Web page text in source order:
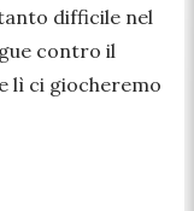
difficile nel
contro il
lì ci giocheremo